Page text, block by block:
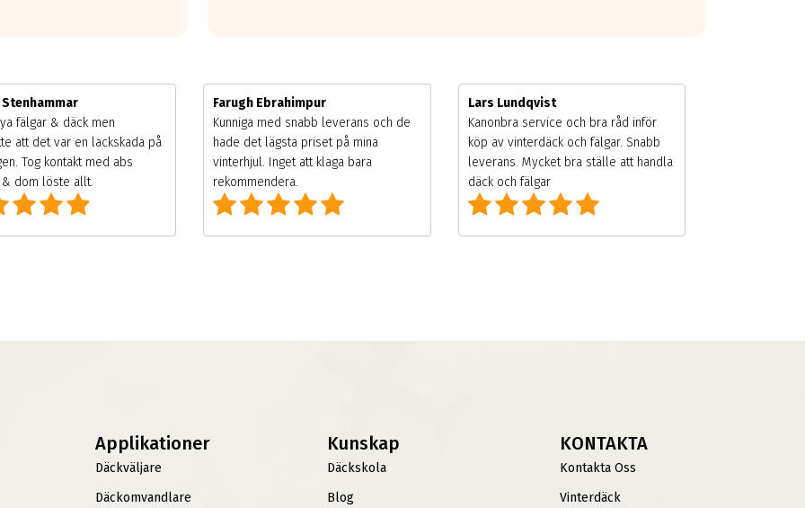
Stenhammar
fälgar & däck men
att det var en lackskada på
Tog kontakt med abs
dom löste allt.
Farugh Ebrahimpur
Kunniga med snabb leverans och de
hade det lägsta priset på mina
vinterhjul. Inget att klaga bara
rekommendera.
Lars Lundqvist
Kanonbra service och bra råd inför
köp av vinterdäck och fälgar. Snabb
leverans. Mycket bra ställe att handla
däck och fälgar
Applikationer
Däckväljare
Däckomvandlare
Kunskap
Däckskola
Blog
KONTAKTA
Kontakta Oss
Vinterdäck